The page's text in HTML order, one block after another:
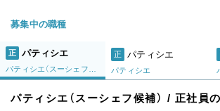
募集中の職種
正 パティシエ 正 パティシエ
パティシエ
パティシエ（スーシェフ候補） / 正社員